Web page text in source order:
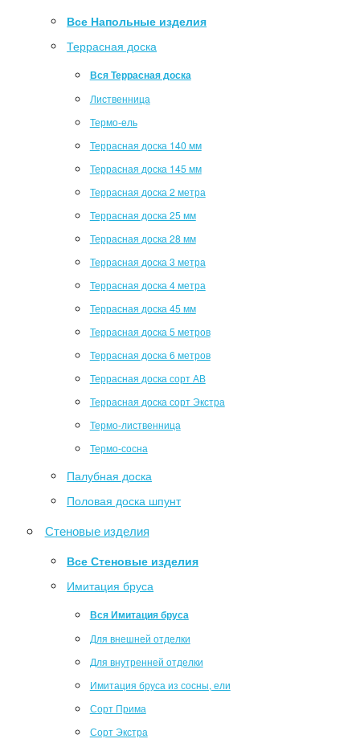
Все Напольные изделия
Террасная доска
Вся Террасная доска
Лиственница
Термо-ель
Террасная доска 140 мм
Террасная доска 145 мм
Террасная доска 2 метра
Террасная доска 25 мм
Террасная доска 28 мм
Террасная доска 3 метра
Террасная доска 4 метра
Террасная доска 45 мм
Террасная доска 5 метров
Террасная доска 6 метров
Террасная доска сорт АВ
Террасная доска сорт Экстра
Термо-лиственница
Термо-сосна
Палубная доска
Половая доска шпунт
Стеновые изделия
Все Стеновые изделия
Имитация бруса
Вся Имитация бруса
Для внешней отделки
Для внутренней отделки
Имитация бруса из сосны, ели
Сорт Прима
Сорт Экстра